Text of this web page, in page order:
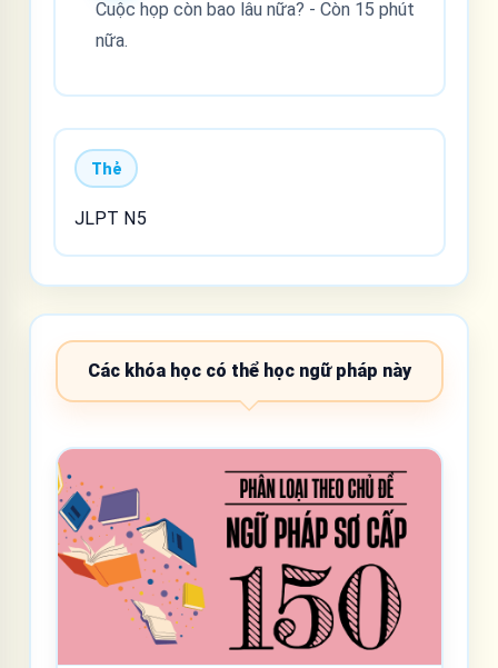
Cuộc họp còn bao lâu nữa? - Còn 15 phút
nữa.
Thẻ
JLPT N5
Các khóa học có thể học ngữ pháp này